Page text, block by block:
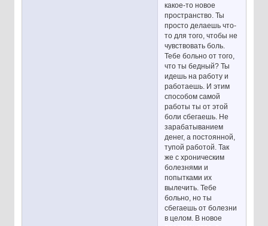
какое-то новое
пространство. Ты
просто делаешь что-
то для того, чтобы не
чувствовать боль.
Тебе больно от того,
что ты бедный? Ты
идешь на работу и
работаешь. И этим
способом самой
работы ты от этой
боли сбегаешь. Не
зарабатыванием
денег, а постоянной,
тупой работой. Так
же с хроническим
болезнями и
попытками их
вылечить. Тебе
больно, но ты
сбегаешь от болезни
в целом. В новое